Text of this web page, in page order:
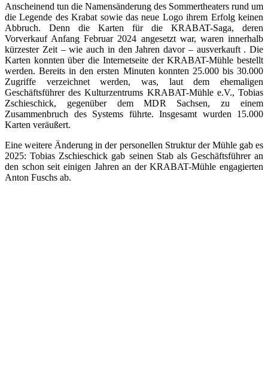
Anscheinend tun die Namensänderung des Sommertheaters rund um
die Legende des Krabat sowie das neue Logo ihrem Erfolg keinen
Abbruch. Denn die Karten für die KRABAT-Saga, deren
Vorverkauf Anfang Februar 2024 angesetzt war, waren innerhalb
kürzester Zeit – wie auch in den Jahren davor – ausverkauft . Die
Karten konnten über die Internetseite der KRABAT-Mühle bestellt
werden. Bereits in den ersten Minuten konnten 25.000 bis 30.000
Zugriffe verzeichnet werden, was, laut dem ehemaligen
Geschäftsführer des Kulturzentrums KRABAT-Mühle e.V., Tobias
Zschieschick, gegenüber dem MDR Sachsen, zu einem
Zusammenbruch des Systems führte. Insgesamt wurden 15.000
Karten veräußert.
Eine weitere Änderung in der personellen Struktur der Mühle gab es
2025: Tobias Zschieschick gab seinen Stab als Geschäftsführer an
den schon seit einigen Jahren an der KRABAT-Mühle engagierten
Anton Fuschs ab.